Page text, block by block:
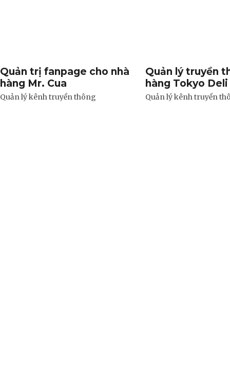
Quản trị fanpage cho nhà
hàng Mr. Cua
Quản lý kênh truyền thông
Quản lý truyền
hàng Tokyo Deli
Quản lý kênh truyền